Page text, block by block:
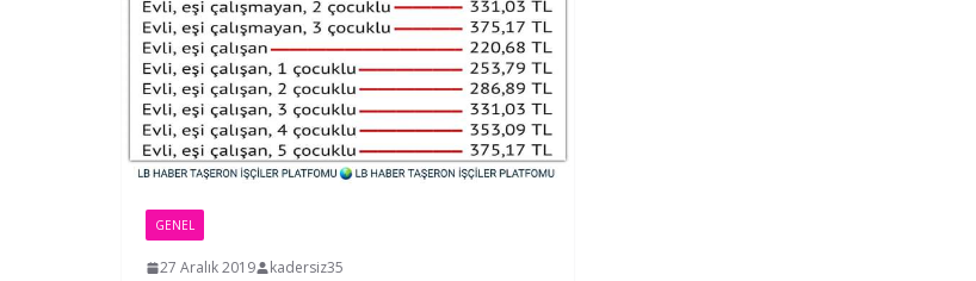
GENEL
27 Aralık 2019 kadersiz35